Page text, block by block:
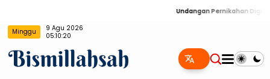
Undangan Pernikahan Digital:
Minggu
9 Agu 2026
05:10:20